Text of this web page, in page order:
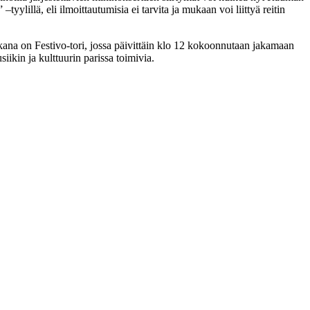
–tyylillä, eli ilmoittautumisia ei tarvita ja mukaan voi liittyä reitin
on Festivo-tori, jossa päivittäin klo 12 kokoonnutaan jakamaan
ja kulttuurin parissa toimivia.